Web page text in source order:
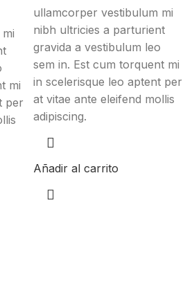
mi
per
ullamcorper vestibulum mi
nibh ultricies a parturient
gravida a vestibulum leo
sem in. Est cum torquent mi
in scelerisque leo aptent per
at vitae ante eleifend mollis
adipiscing.
Añadir al carrito